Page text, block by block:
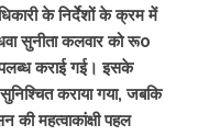
के निर्देशों के क्रम में
सुनीता कलवार को रू0
कराई गई। इसके
कराया गया, जबकि
की महत्वाकांक्षी पहल